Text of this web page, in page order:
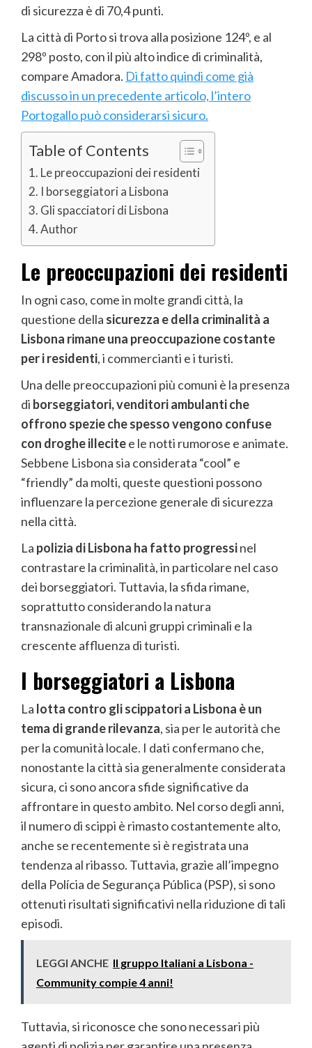
di sicurezza è di 70,4 punti.
La città di Porto si trova alla posizione 124º, e al
298º posto, con il più alto indice di criminalità,
compare Amadora. Di fatto quindi come già
discusso in un precedente articolo, l’intero
Portogallo può considerarsi sicuro.
Table of Contents
Le preoccupazioni dei residenti
I borseggiatori a Lisbona
Gli spacciatori di Lisbona
Author
Le preoccupazioni dei residenti
In ogni caso, come in molte grandi città, la
questione della sicurezza e della criminalità a
Lisbona rimane una preoccupazione costante
per i residenti, i commercianti e i turisti.
Una delle preoccupazioni più comuni è la presenza
di borseggiatori, venditori ambulanti che
offrono spezie che spesso vengono confuse
con droghe illecitee le notti rumorose e animate.
Sebbene Lisbona sia considerata “cool” e
“friendly” da molti, queste questioni possono
influenzare la percezione generale di sicurezza
nella città.
La polizia di Lisbona ha fatto progressinel
contrastare la criminalità, in particolare nel caso
dei borseggiatori. Tuttavia, la sfida rimane,
soprattutto considerando la natura
transnazionale di alcuni gruppi criminali e la
crescente affluenza di turisti.
I borseggiatori a Lisbona
La lotta contro gli scippatori a Lisbona è un
tema di grande rilevanza, sia per le autorità che
per la comunità locale. I dati confermano che,
nonostante la città sia generalmente considerata
sicura, ci sono ancora sfide significative da
affrontare in questo ambito. Nel corso degli anni,
il numero di scippi è rimasto costantemente alto,
anche se recentemente si è registrata una
tendenza al ribasso. Tuttavia, grazie all’impegno
della Polícia de Segurança Pública (PSP), si sono
ottenuti risultati significativi nella riduzione di tali
episodi.
LEGGI ANCHE Il gruppo Italiani a Lisbona -
Community compie 4 anni!
Tuttavia, si riconosce che sono necessari più